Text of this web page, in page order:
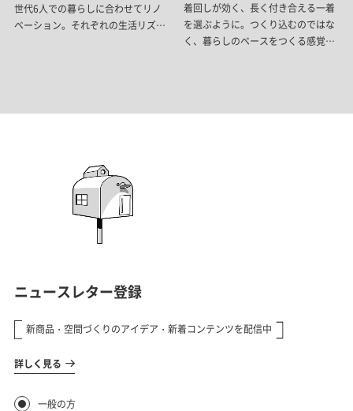
世代6人での暮らしに合わせてリノ
ベーション。それぞれの生活リズム
着回しが効く、長く付き合える一着
を選ぶように。つくり込むのではな
く、暮らしのベースをつくる感覚で